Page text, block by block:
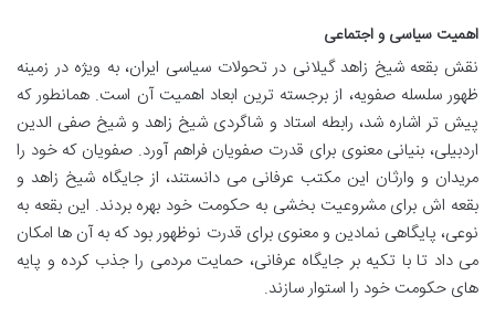
اهمیت سیاسی و اجتماعی
نقش بقعه شیخ زاهد گیلانی در تحولات سیاسی ایران، به ویژه در زمینه
ظهور سلسله صفویه، از برجسته ترین ابعاد اهمیت آن است. همانطور که
پیش تر اشاره شد، رابطه استاد و شاگردی شیخ زاهد و شیخ صفی الدین
اردبیلی، بنیانی معنوی برای قدرت صفویان فراهم آورد. صفویان که خود را
مریدان و وارثان این مکتب عرفانی می دانستند، از جایگاه شیخ زاهد و
بقعه اش برای مشروعیت بخشی به حکومت خود بهره بردند. این بقعه به
نوعی، پایگاهی نمادین و معنوی برای قدرت نوظهور بود که به آن ها امکان
می داد تا با تکیه بر جایگاه عرفانی، حمایت مردمی را جذب کرده و پایه
های حکومت خود را استوار سازند.